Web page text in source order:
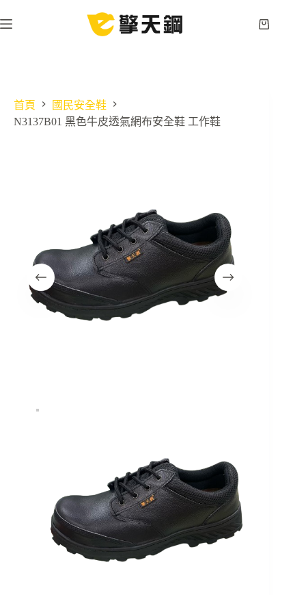
至
購
首頁
國民安全鞋
N3137B01 黑色牛皮透氣網布安全鞋 工作鞋